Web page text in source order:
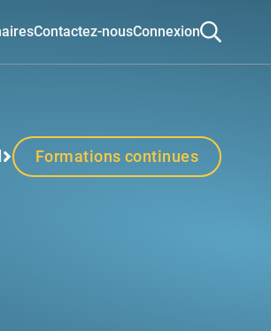
Contactez-nousConnexion
Formations continues